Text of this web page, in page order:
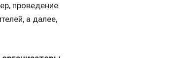
проведение
а далее,